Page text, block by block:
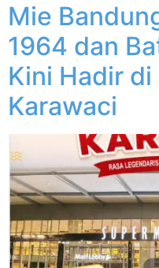
Mie
1964 dan
Kini Hadir
Karawaci